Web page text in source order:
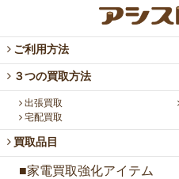
ご利用方法
３つの買取方法
出張買取
宅配買取
買取品目
■家電買取強化アイテム